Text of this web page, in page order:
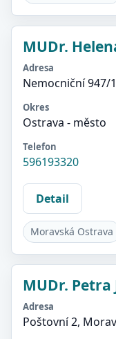
MUDr.
Adresa
Nemocniční 947/
Okres
Ostrava - město
Telefon
596193320
Detail
Moravská Ostrava
MUDr. Petra
Adresa
Poštovní 2,